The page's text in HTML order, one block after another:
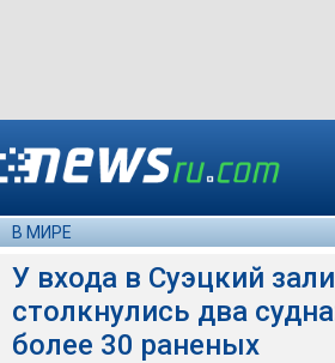
В МИРЕ
У входа в Суэцкий
столкнулись два
более 30 раненых